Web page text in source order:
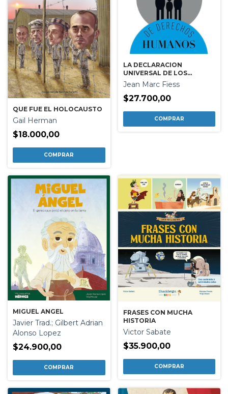
QUE FUE EL HOLOCAUSTO
Gail Herman
$18.000,00
LA DECLARACION
UNIVERSAL DE LOS
DERECHOS HUMANOS
Jean Marc Fiess
$27.700,00
MIGUEL ANGEL
Javier Trad.; Gilbert Adrian
Alonso Lopez
$24.900,00
FRASES CON MUCHA
HISTORIA
Victor Sabate
$35.900,00